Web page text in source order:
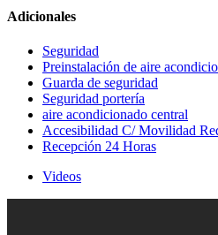
Adicionales
Seguridad
Preinstalación de aire
Guarda de seguridad
Seguridad portería
aire acondicionado central
Accesibilidad C/ Movilidad
Recepción 24 Horas
Videos